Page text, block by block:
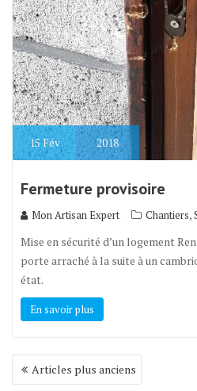
15Fév 2018
Fermeture provisoire
Mon Artisan Expert Chantiers,
Mise en sécurité d’un logement
porte arraché à la suite à un
état.
En savoir plus
Navigation
des
Articles plus anciens